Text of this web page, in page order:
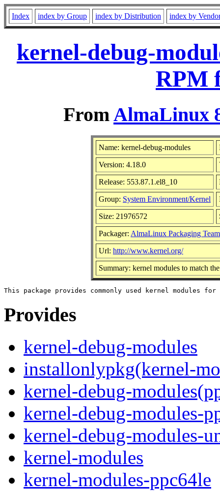
Index index by Group index by Distribution index by
kernel-debug-
RPM
FromAlmaLinux
Name: kernel-debug-modules
Version: 4.18.0
Release: 553.87.1.el8_10
Group: System Environment/Kernel
Size: 21976572
Packager: AlmaLinux Packaging
Url: http://www.kernel.org/
Summary: kernel modules to match
Provides
kernel-debug-modules
installonlypkg(kernel-
kernel-debug-
kernel-debug-modules-
kernel-debug-modules-
kernel-modules
kernel-modules-ppc64le